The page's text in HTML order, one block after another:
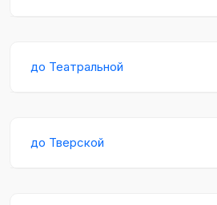
до Театральной
до Тверской